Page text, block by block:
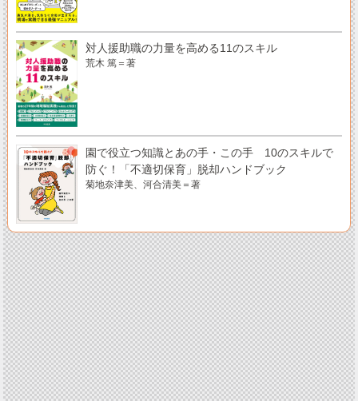
対人援助職の力量を高める11のスキル
荒木 篤＝著
園で役立つ知識とあの手・この手 10のスキルで
防ぐ！「不適切保育」脱却ハンドブック
菊地奈津美、河合清美＝著